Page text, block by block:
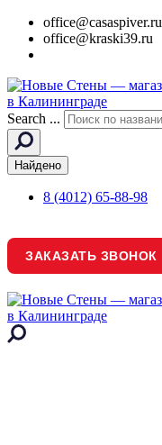
office@casaspiver.ru
office@kraski39.ru
Search ...
Найдено
8 (4012) 65-88-98
ЗАКАЗАТЬ ЗВОНОК